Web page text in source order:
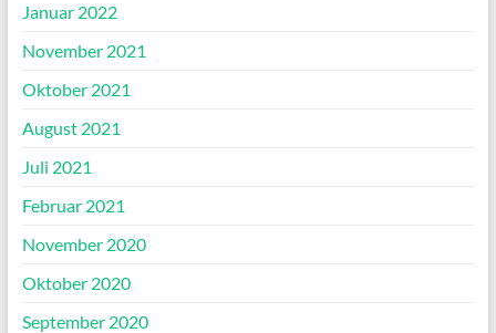
Januar 2022
November 2021
Oktober 2021
August 2021
Juli 2021
Februar 2021
November 2020
Oktober 2020
September 2020